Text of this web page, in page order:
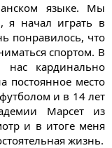
языке. Мы
я начал играть в
понравилось, что
спортом. В
кардинально
постоянное место
и в 14 лет
Марсет из
и в итоге меня
жизнь.